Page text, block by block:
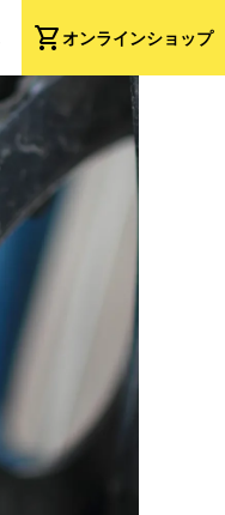
shopping_cartオンラインショップ